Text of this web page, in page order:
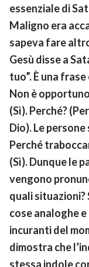
essenziale di
Maligno era
sapeva fare
Gesù disse a
tuo”. È una
Non è
(Sì). Perché?
Dio). Le
Perché
(Sì). Dunque le
vengono
quali
cose analoghe
incuranti del
dimostra che
stessa indole